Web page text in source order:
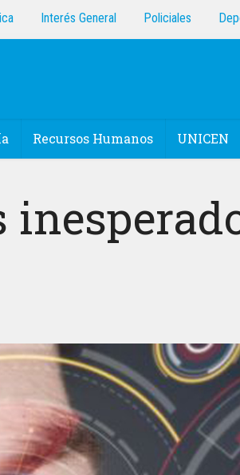
Interés General Policiales
Recursos Humanos UNICEN